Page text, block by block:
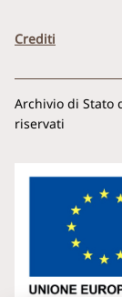
Crediti
Archivio di Stato
riservati